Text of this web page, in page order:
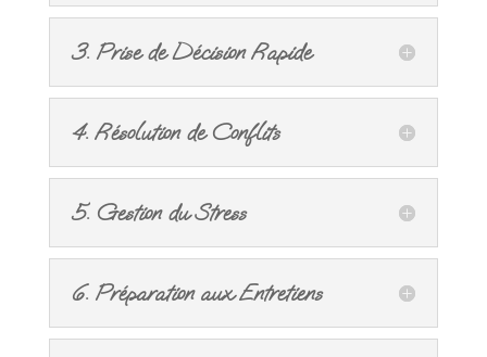
3. Prise de Décision Rapide
4. Résolution de Conflits
5. Gestion du Stress
6. Préparation aux Entretiens